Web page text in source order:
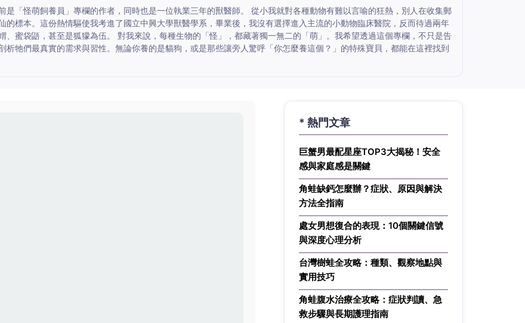
是「怪萌飼養員」專欄的作者，同時也是一位執業三年的獸醫師。 從小我就對各種動物有難以言喻的狂熱，別人在收集郵
的標本。這份熱情驅使我考進了國立中興大學獸醫學系，畢業後，我沒有選擇進入主流的小動物臨床醫院，反而待過兩年
、蜜袋鼯，甚至是狐獴為伍。 對我來說，每種生物的「怪」，都藏著獨一無二的「萌」。我希望透過這個專欄，不只是告
析牠們最真實的需求與習性。無論你養的是貓狗，或是那些讓旁人驚呼「你怎麼養這個？」的特殊寶貝，都能在這裡找到
* 熱門文章
巨蟹男最配星座TOP3大揭秘！安全
感與家庭感是關鍵
角蛙缺鈣怎麼辦？症狀、原因與解決
方法全指南
處女男想復合的表現：10個關鍵信號
與深度心理分析
台灣樹蛙全攻略：種類、觀察地點與
實用技巧
角蛙腹水治療全攻略：症狀判讀、急
救步驟與長期護理指南